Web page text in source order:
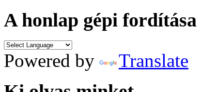
A honlap gépi fordítása
Powered by Translate